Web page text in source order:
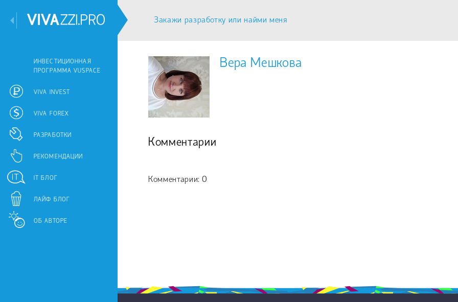
ИНВЕСТИЦИОННАЯ
ПРОГРАММА VUSPACE
VIVA INVEST
VIVA FOREX
РАЗРАБОТКИ
РЕКОМЕНДАЦИИ
IT БЛОГ
ЛАЙФ БЛОГ
ОБ АВТОРЕ
Закажи разработку или найми меня
Вера Мешкова
Комментарии
Комментарии: 0